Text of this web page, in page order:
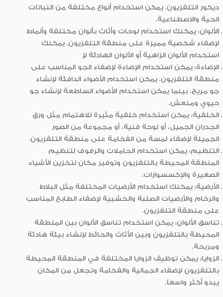
ديكور التلفزيون. يمكن استخدام أنواع مختلفة من النباتات
الحية والاصطناعية.
الألوان: يمكنك استخدام لوحات وأثاث بألوان مختلفة وأنماط
لإضفاء شخصية مميزة على منطقة التلفزيون. يمكنك
استخدام الألوان الزاهية أو الألوان الهادئة لإ
الإضاءة: يمكن استخدام الإضاءة لإضفاء الجو المناسب على
منطقة التلفزيون. يمكن استخدام الأضواء الدافئة لإنشاء
جو مريح، بينما يمكن استخدام الأضواء الساطعة لإنشاء جو
حيوي ومنعش.
الخلفية: يمكن استخدام خلفية مثيرة للاهتمام مثل ورق
الجدران الجميل، أو لوحة فنية، أو مجموعة من الصور
الجميلة لإضفاء لمسة من الفخامة على منطقة التلفزيون.
التنظيم: يمكن استخدام الحاملات والرفوف لتنظيم
المنطقة المحيطة بالتلفزيون وتوفير مكان لتخزين الأشياء
الصغيرة والإكسسوارات.
الأرضية: يمكنك استخدام الأرضيات المختلفة مثل البلاط
والرخام والأرضيات الصلبة والخشبية لإضفاء الطابع المناسب
على منطقة التلفزيون.
تناسق الألوان: يمكن استخدام تناسق الألوان بين المنطقة
المحيطة بالتلفزيون وبين الأثاث والحائط لإنشاء بيئة هادئة
ومريحة.
الزوايا: يمكن توظيف الزوايا المختلفة في المنطقة المحيطة
بالتلفزيون لإضفاء الجمالية والفخامة وتجعل من المكان
يبدو أكثر واسعاً.